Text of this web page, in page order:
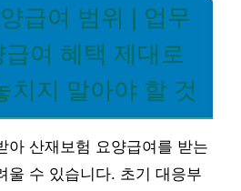
급여 범위 | 업무
여 혜택 제대로
치지 말아야 할 것
아 산재보험 요양급여를 받는
울 수 있습니다. 초기 대응부